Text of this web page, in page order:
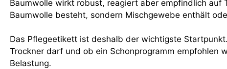
Baumwolle wirkt robust, reagiert aber empfindlich auf
Baumwolle besteht, sondern Mischgewebe enthält
Das Pflegeetikett ist deshalb der wichtigste
Trockner darf und ob ein Schonprogramm empfohlen
Belastung.